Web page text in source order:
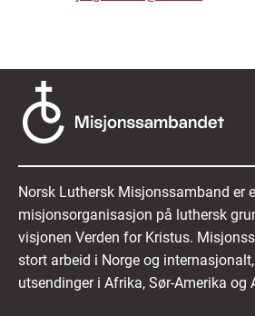
Norsk Luthersk Misjonssamband er
misjonsorganisasjon på luthersk
visjonen Verden for Kristus.
stort arbeid i Norge og
utsendinger i Afrika, Sør-Amerika og